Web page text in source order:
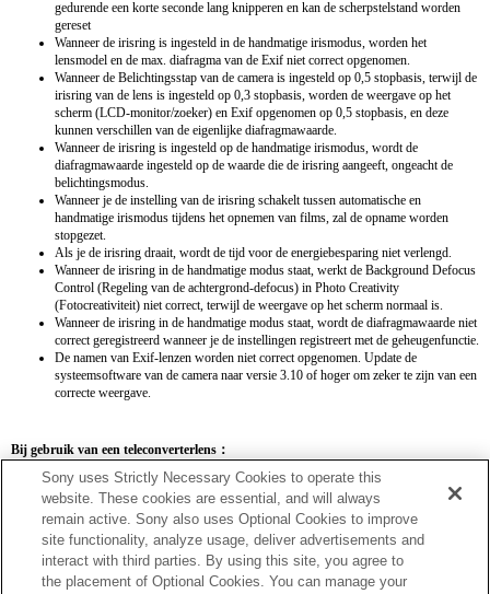
gedurende een korte seconde lang knipperen en kan de scherpstelstand worden
gereset
Wanneer de irisring is ingesteld in de handmatige irismodus, worden het
lensmodel en de max. diafragma van de Exif niet correct opgenomen.
Wanneer de Belichtingsstap van de camera is ingesteld op 0,5 stopbasis, terwijl de
irisring van de lens is ingesteld op 0,3 stopbasis, worden de weergave op het
scherm (LCD-monitor/zoeker) en Exif opgenomen op 0,5 stopbasis, en deze
kunnen verschillen van de eigenlijke diafragmawaarde.
Wanneer de irisring is ingesteld op de handmatige irismodus, wordt de
diafragmawaarde ingesteld op de waarde die de irisring aangeeft, ongeacht de
belichtingsmodus.
Wanneer je de instelling van de irisring schakelt tussen automatische en
handmatige irismodus tijdens het opnemen van films, zal de opname worden
stopgezet.
Als je de irisring draait, wordt de tijd voor de energiebesparing niet verlengd.
Wanneer de irisring in de handmatige modus staat, werkt de Background Defocus
Control (Regeling van de achtergrond-defocus) in Photo Creativity
(Fotocreativiteit) niet correct, terwijl de weergave op het scherm normaal is.
Wanneer de irisring in de handmatige modus staat, wordt de diafragmawaarde niet
correct geregistreerd wanneer je de instellingen registreert met de geheugenfunctie.
De namen van Exif-lenzen worden niet correct opgenomen. Update de
systeemsoftware van de camera naar versie 3.10 of hoger om zeker te zijn van een
correcte weergave.
Bij gebruik van een teleconverterlens：
SEL14TC SEL20TC
Sony uses Strictly Necessary Cookies to operate this
website. These cookies are essential, and will always
remain active. Sony also uses Optional Cookies to improve
site functionality, analyze usage, deliver advertisements and
interact with third parties. By using this site, you agree to
the placement of Optional Cookies. You can manage your